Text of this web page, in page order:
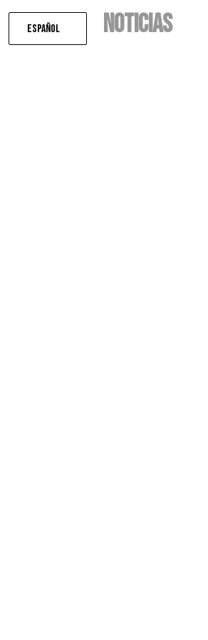
Español NOTICIAS